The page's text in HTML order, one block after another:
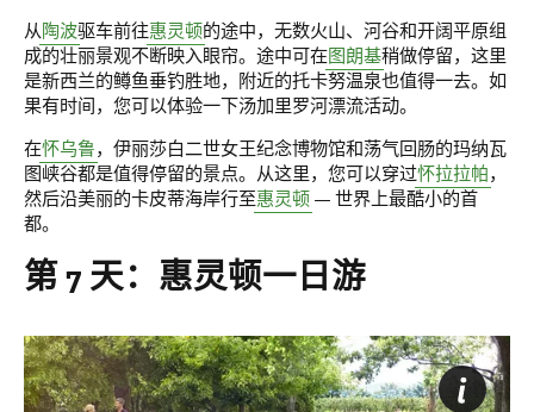
从陶波驱车前往惠灵顿的途中，无数火山、河谷和开阔平原组
成的壮丽景观不断映入眼帘。途中可在图朗基稍做停留，这里
是新西兰的鳟鱼垂钓胜地，附近的托卡努温泉也值得一去。如
果有时间，您可以体验一下汤加里罗河漂流活动。
在怀乌鲁，伊丽莎白二世女王纪念博物馆和荡气回肠的玛纳瓦
图峡谷都是值得停留的景点。从这里，您可以穿过怀拉拉帕，
然后沿美丽的卡皮蒂海岸行至惠灵顿 — 世界上最酷小的首
都。
第 7 天：惠灵顿一日游